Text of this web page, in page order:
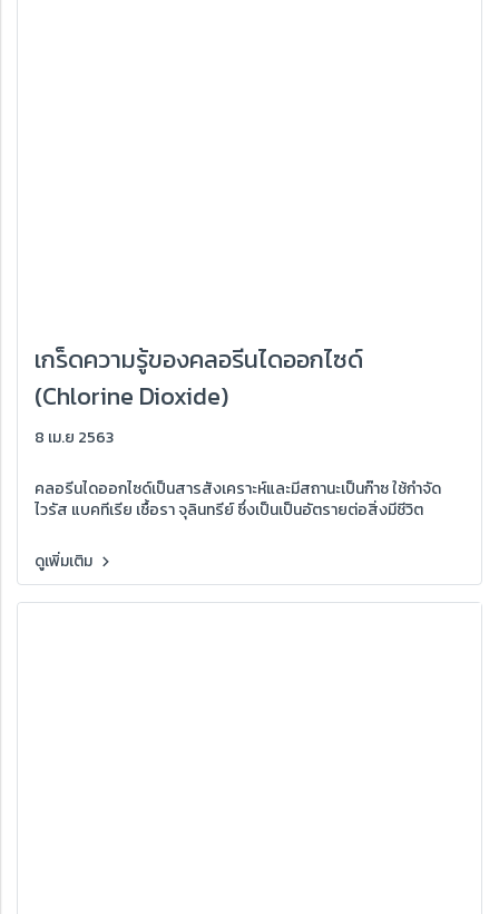
เกร็ดความรู้ของคลอรีนไดออกไซด์
(Chlorine Dioxide)
8 เม.ย 2563
คลอรีนไดออกไซด์เป็นสารสังเคราะห์และมีสถานะเป็นก๊าซ ใช้กำจัด
ไวรัส แบคทีเรีย เชื้อรา จุลินทรีย์ ซึ่งเป็นเป็นอัตรายต่อสิ่งมีชีวิต
ดูเพิ่มเติม